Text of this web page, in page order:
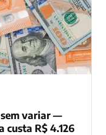
sem variar —
custa R$ 4.126